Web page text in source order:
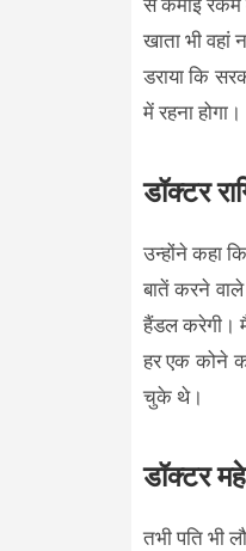
खाता भी
डराया कि
में रहना होगा।
डॉक्टर
उन्होंने कहा
बातें करने
हैंडल करेगी।
हर एक कोने
चुके थे।
डॉक्टर
तभी पति भी